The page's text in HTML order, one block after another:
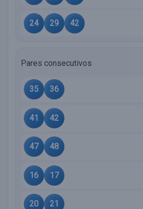
24 29 42
Pares consecutivos
35 36
41 42
47 48
16 17
20 21